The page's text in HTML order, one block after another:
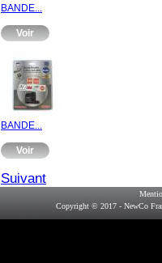
BANDE...
Voir
BANDE...
Voir
Suivant
Copyright © 2017 - NewCo